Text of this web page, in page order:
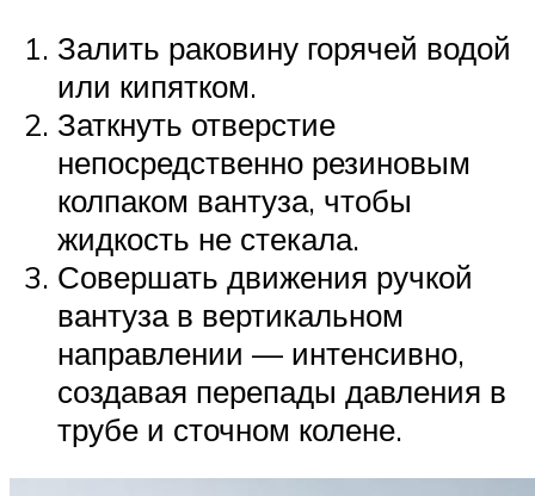
Залить раковину горячей водой
или кипятком.
Заткнуть отверстие
непосредственно резиновым
колпаком вантуза, чтобы
жидкость не стекала.
Совершать движения ручкой
вантуза в вертикальном
направлении — интенсивно,
создавая перепады давления в
трубе и сточном колене.